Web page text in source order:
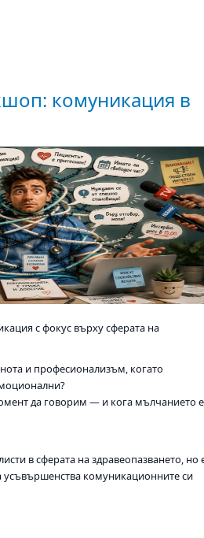
комуникация в
с фокус върху сферата на
и професионализъм, когато
да говорим — и кога мълчанието е
в сферата на здравеопазването, но
усъвършенства комуникационните си